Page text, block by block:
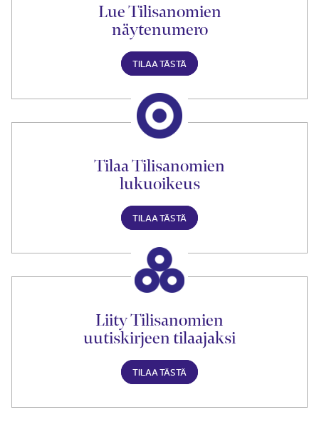
Lue Tilisanomien
näytenumero
TILAA TÄSTÄ
Tilaa Tilisanomien
lukuoikeus
TILAA TÄSTÄ
Liity Tilisanomien
uutiskirjeen tilaajaksi
TILAA TÄSTÄ